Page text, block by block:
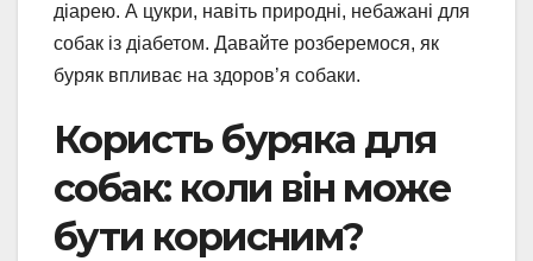
діарею. А цукри, навіть природні, небажані для
собак із діабетом. Давайте розберемося, як
буряк впливає на здоров’я собаки.
Користь буряка для
собак: коли він може
бути корисним?